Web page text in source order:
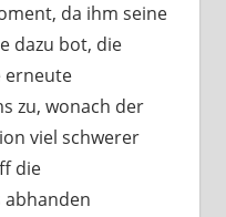
da ihm seine
dazu bot, die
erneute
zu, wonach der
viel schwerer
die